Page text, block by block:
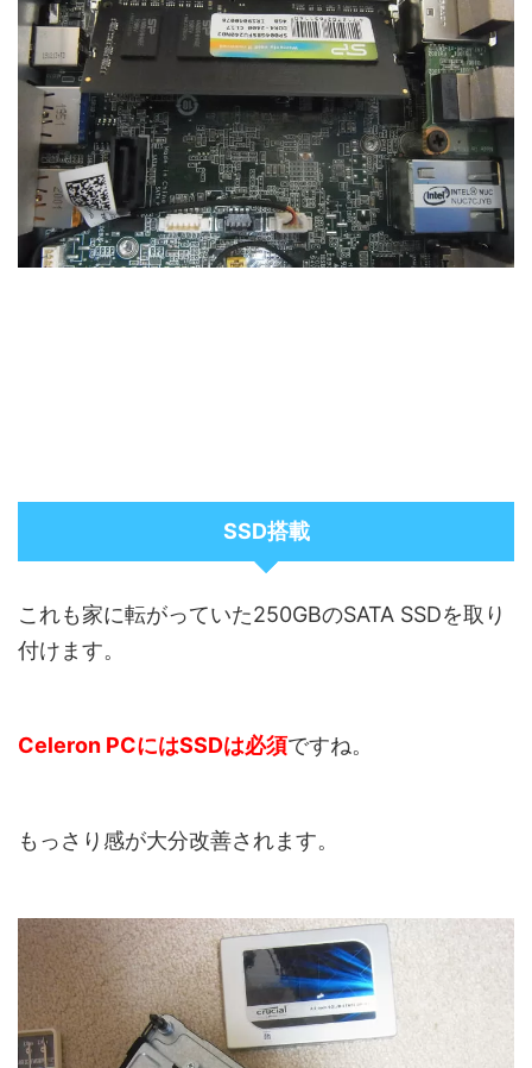
SSD搭載
これも家に転がっていた250GBのSATA SSDを取り
付けます。
Celeron PCにはSSDは必須ですね。
もっさり感が大分改善されます。